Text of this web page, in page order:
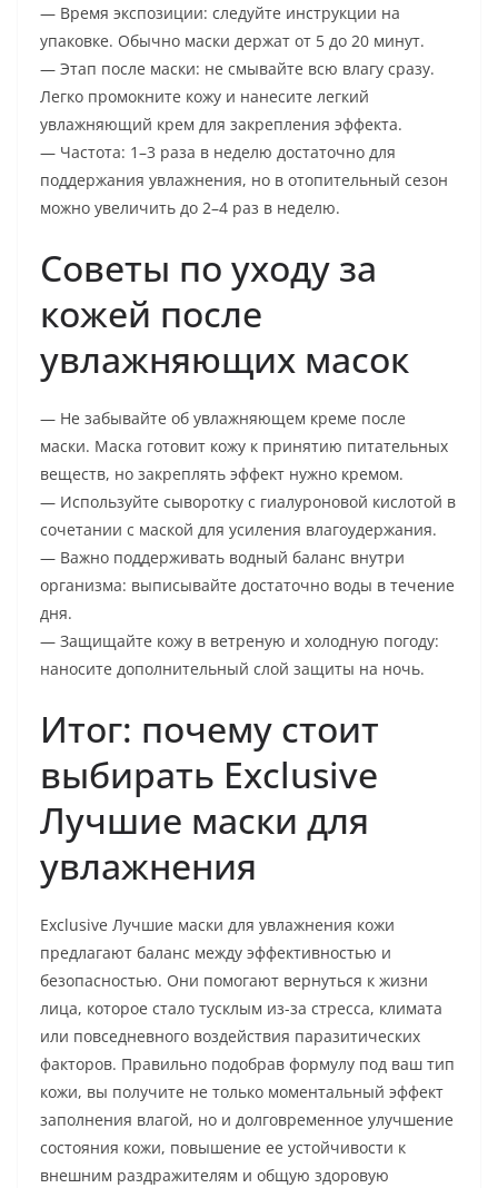
— Время экспозиции: следуйте инструкции на
упаковке. Обычно маски держат от 5 до 20 минут.
— Этап после маски: не смывайте всю влагу сразу.
Легко промокните кожу и нанесите легкий
увлажняющий крем для закрепления эффекта.
— Частота: 1–3 раза в неделю достаточно для
поддержания увлажнения, но в отопительный сезон
можно увеличить до 2–4 раз в неделю.
Советы по уходу за
кожей после
увлажняющих масок
— Не забывайте об увлажняющем креме после
маски. Маска готовит кожу к принятию питательных
веществ, но закреплять эффект нужно кремом.
— Используйте сыворотку с гиалуроновой кислотой в
сочетании с маской для усиления влагоудержания.
— Важно поддерживать водный баланс внутри
организма: выписывайте достаточно воды в течение
дня.
— Защищайте кожу в ветреную и холодную погоду:
наносите дополнительный слой защиты на ночь.
Итог: почему стоит
выбирать Exclusive
Лучшие маски для
увлажнения
Exclusive Лучшие маски для увлажнения кожи
предлагают баланс между эффективностью и
безопасностью. Они помогают вернуться к жизни
лица, которое стало тусклым из-за стресса, климата
или повседневного воздействия паразитических
факторов. Правильно подобрав формулу под ваш тип
кожи, вы получите не только моментальный эффект
заполнения влагой, но и долговременное улучшение
состояния кожи, повышение ее устойчивости к
внешним раздражителям и общую здоровую